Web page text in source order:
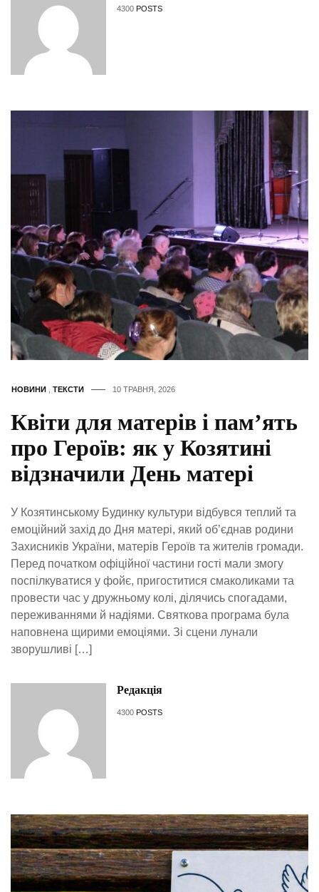
4300 POSTS
НОВИНИ ТЕКСТИ 10 ТРАВНЯ, 2026
Квіти для матерів і пам’ять
про Героїв: як у Козятині
відзначили День матері
У Козятинському Будинку культури відбувся теплий та
емоційний захід до Дня матері, який об’єднав родини
Захисників України, матерів Героїв та жителів громади.
Перед початком офіційної частини гості мали змогу
поспілкуватися у фойє, пригоститися смаколиками та
провести час у дружньому колі, ділячись спогадами,
переживаннями й надіями. Святкова програма була
наповнена щирими емоціями. Зі сцени лунали
зворушливі […]
Редакція
4300 POSTS